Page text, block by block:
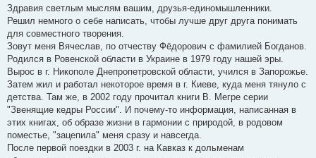
о
о
б
щ
е
н
и
е
Здравия светлым мыслям вашим, друзья-единомышленники.
Решил немного о себе написать, чтобы лучше друг друга понимать
для совместного творения.
Зовут меня Вячеслав, по отчеству Фёдорович с фамилией Богданов.
Родился в Ровенской области в Украине в 1979 году нашей эры.
Вырос в г. Никополе Днепропетровской области, учился в Запорожье.
Затем жил и работал некоторое время в г. Киеве, куда меня тянуло с
детства. Там же, в 2002 году прочитал книги В. Мегре серии
"Звенящие кедры России". И почему-то информация, написанная в
этих книгах, об образе жизни в гармонии с природой, в родовом
поместье, "зацепила" меня сразу и навсегда.
После первой поездки в 2003 г. на Кавказ к дольменам